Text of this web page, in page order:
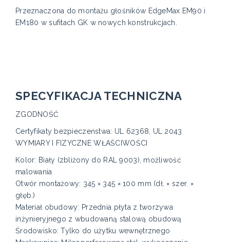
Przeznaczona do montażu głośników EdgeMax EM90 i
EM180 w sufitach GK w nowych konstrukcjach.
SPECYFIKACJA TECHNICZNA
ZGODNOŚĆ
Certyfikaty bezpieczeństwa: UL 62368, UL 2043
WYMIARY I FIZYCZNE WŁAŚCIWOŚCI
Kolor: Biały (zbliżony do RAL 9003), możliwość
malowania
Otwór montażowy: 345 × 345 × 100 mm (dł. × szer. ×
głęb.)
Materiał obudowy: Przednia płyta z tworzywa
inżynieryjnego z wbudowaną stalową obudową
Środowisko: Tylko do użytku wewnętrznego